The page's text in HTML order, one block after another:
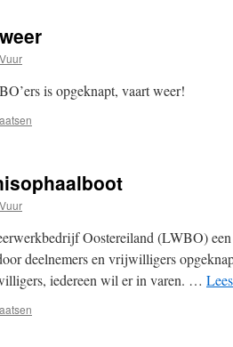
is opgeknapt, vaart weer!
Oostereiland (LWBO)
deelnemers en vrijwilligers
iedereen wil er in varen. …